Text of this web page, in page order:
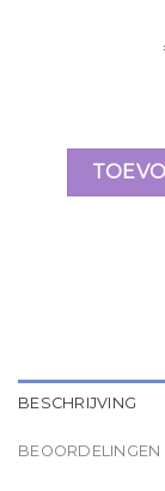
BESCHRIJVING
BEOORDELINGEN